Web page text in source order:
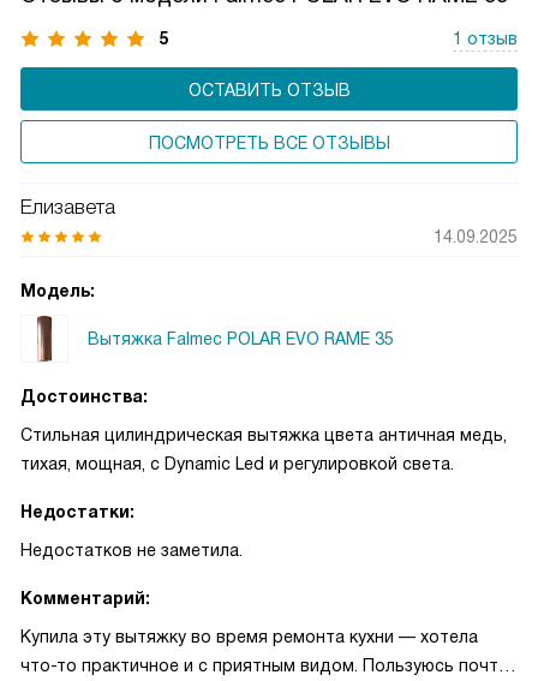
может гибко управлять мощностью вытяжки, снижая
энергопотребление и продлевая срок службы двигателя,
сохраняя комфортную атмосферу на кухне.
5 1 отзыв
ОСТАВИТЬ ОТЗЫВ
ПОСМОТРЕТЬ ВСЕ ОТЗЫВЫ
Елизавета
14.09.2025
Модель:
Вытяжка Falmec POLAR EVO RAME 35
Достоинства:
Стильная цилиндрическая вытяжка цвета античная медь,
тихая, мощная, с Dynamic Led и регулировкой света.
Недостатки:
Недостатков не заметила.
Комментарий:
Купила эту вытяжку во время ремонта кухни — хотела
что-то практичное и с приятным видом. Пользуюсь почти